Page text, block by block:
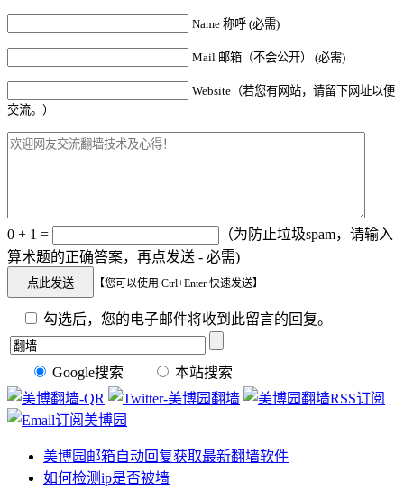
Name 称呼 (必需)
Mail 邮箱（不会公开） (必需)
Website（若您有网站，请留下网址以便
交流。）
0 + 1 =
（为防止垃圾spam，请输入
算术题的正确答案，再点发送 - 必需)
【您可以使用 Ctrl+Enter 快速发送】
勾选后，您的电子邮件将收到此留言的回复。
Google搜索 本站搜索
美博园邮箱自动回复获取最新翻墙软件
如何检测ip是否被墙